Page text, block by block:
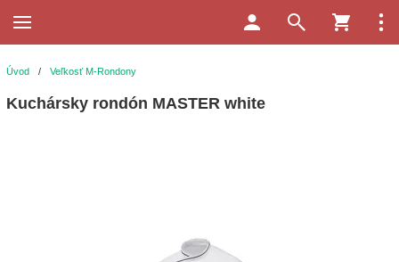
Úvod / Veľkosť M-Rondony
Kuchársky rondón MASTER white